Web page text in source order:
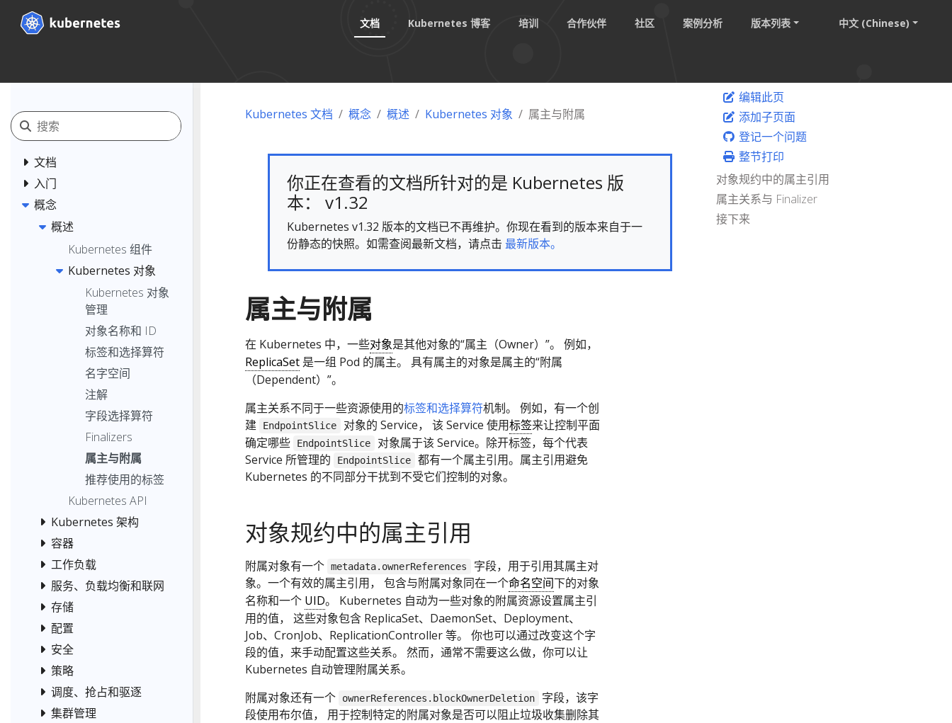
文档 Kubernetes 博客 培训 合作伙伴 社区 案例分析 版本列表 中文 (Chinese)
文档
入门
概念
概述
Kubernetes 组件
Kubernetes 对象
Kubernetes 对象
管理
对象名称和 ID
标签和选择算符
名字空间
注解
字段选择算符
Finalizers
属主与附属
推荐使用的标签
Kubernetes API
Kubernetes 架构
容器
工作负载
服务、负载均衡和联网
存储
配置
安全
策略
调度、抢占和驱逐
集群管理
Kubernetes 文档 概念 概述 Kubernetes 对象 属主与附属
你正在查看的文档所针对的是 Kubernetes 版
本： v1.32
Kubernetes v1.32 版本的文档已不再维护。你现在看到的版本来自于一
份静态的快照。如需查阅最新文档，请点击 最新版本。
属主与附属
在 Kubernetes 中，一些对象是其他对象的“属主（Owner）”。 例如，
ReplicaSet是一组 Pod 的属主。 具有属主的对象是属主的“附属
（Dependent）”。
属主关系不同于一些资源使用的标签和选择算符机制。 例如，有一个创
建
EndpointSlice 对象的 Service， 该 Service 使用标签来让控制平面
确定哪些
EndpointSlice
对象属于该 Service。除开标签，每个代表
Service 所管理的
EndpointSlice
都有一个属主引用。属主引用避免
Kubernetes 的不同部分干扰到不受它们控制的对象。
对象规约中的属主引用
附属对象有一个 metadata.ownerReferences
字段，用于引用其属主对
象。一个有效的属主引用， 包含与附属对象同在一个命名空间下的对象
名称和一个 UID。 Kubernetes 自动为一些对象的附属资源设置属主引
用的值， 这些对象包含 ReplicaSet、DaemonSet、Deployment、
Job、CronJob、ReplicationController 等。 你也可以通过改变这个字
段的值，来手动配置这些关系。 然而，通常不需要这么做，你可以让
Kubernetes 自动管理附属关系。
附属对象还有一个
ownerReferences.blockOwnerDeletion
字段，该字
段使用布尔值， 用于控制特定的附属对象是否可以阻止垃圾收集删除其
编辑此页
添加子页面
登记一个问题
整节打印
对象规约中的属主引用
属主关系与 Finalizer
接下来